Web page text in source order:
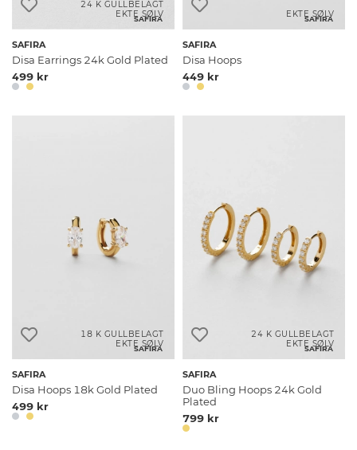
SAFIRA
24 K GULLBELAGT
EKTE SØLV
SAFIRA
Disa Earrings 24k Gold Plated
499 kr
SAFIRA
EKTE SØLV
SAFIRA
Disa Hoops
449 kr
SAFIRA
18 K GULLBELAGT
EKTE SØLV
SAFIRA
Disa Hoops 18k Gold Plated
499 kr
SAFIRA
24 K GULLBELAGT
EKTE SØLV
SAFIRA
Duo Bling Hoops 24k Gold
Plated
799 kr